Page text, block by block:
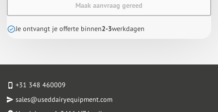
Maak aanvraag gereed
Je ontvangt je offerte binnen2-3werkdagen
+31 348 460009
sales@useddairyequipment.com